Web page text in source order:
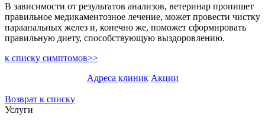
В зависимости от результатов анализов, ветеринар пропишет
правильное медикаментозное лечение, может провести чистку
параанальных желез и, конечно же, поможет сформировать
правильную диету, способствующую выздоровлению.
к списку симптомов>>
Адреса клиник Акции
Возврат к списку
Услуги